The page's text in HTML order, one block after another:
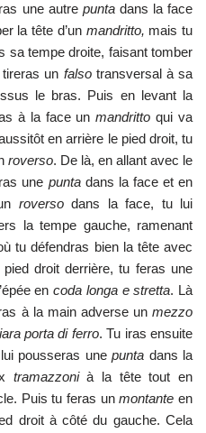
une autre puntadans la face
la tête d’un mandritto, mais tu
sa tempe droite, faisant tomber
un falsotransversal à sa
le bras. Puis en levant la
à la face unmandritto qui va
en arrière le pied droit, tu
roverso. De là, en allant avec le
une puntadans la face et en
roversodans la face, tu lui
la tempe gauche, ramenant
tu défendras bien la tête avec
droit derrière, tu feras une
encoda longa e stretta. Là
à la main adverse un mezzo
porta di ferro. Tu iras ensuite
pousseras une punta dans la
tramazzonià la tête tout en
Puis tu feras unmontante en
droit à côté du gauche. Cela